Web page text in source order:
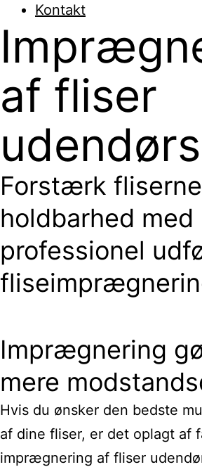
Kontakt
af fliser
udendørs
Forstærk
holdbarhed med
professionel
Imprægnering
mere
Hvis du ønsker den bedste
af dine fliser, er det oplagt af
imprægnering af fliser